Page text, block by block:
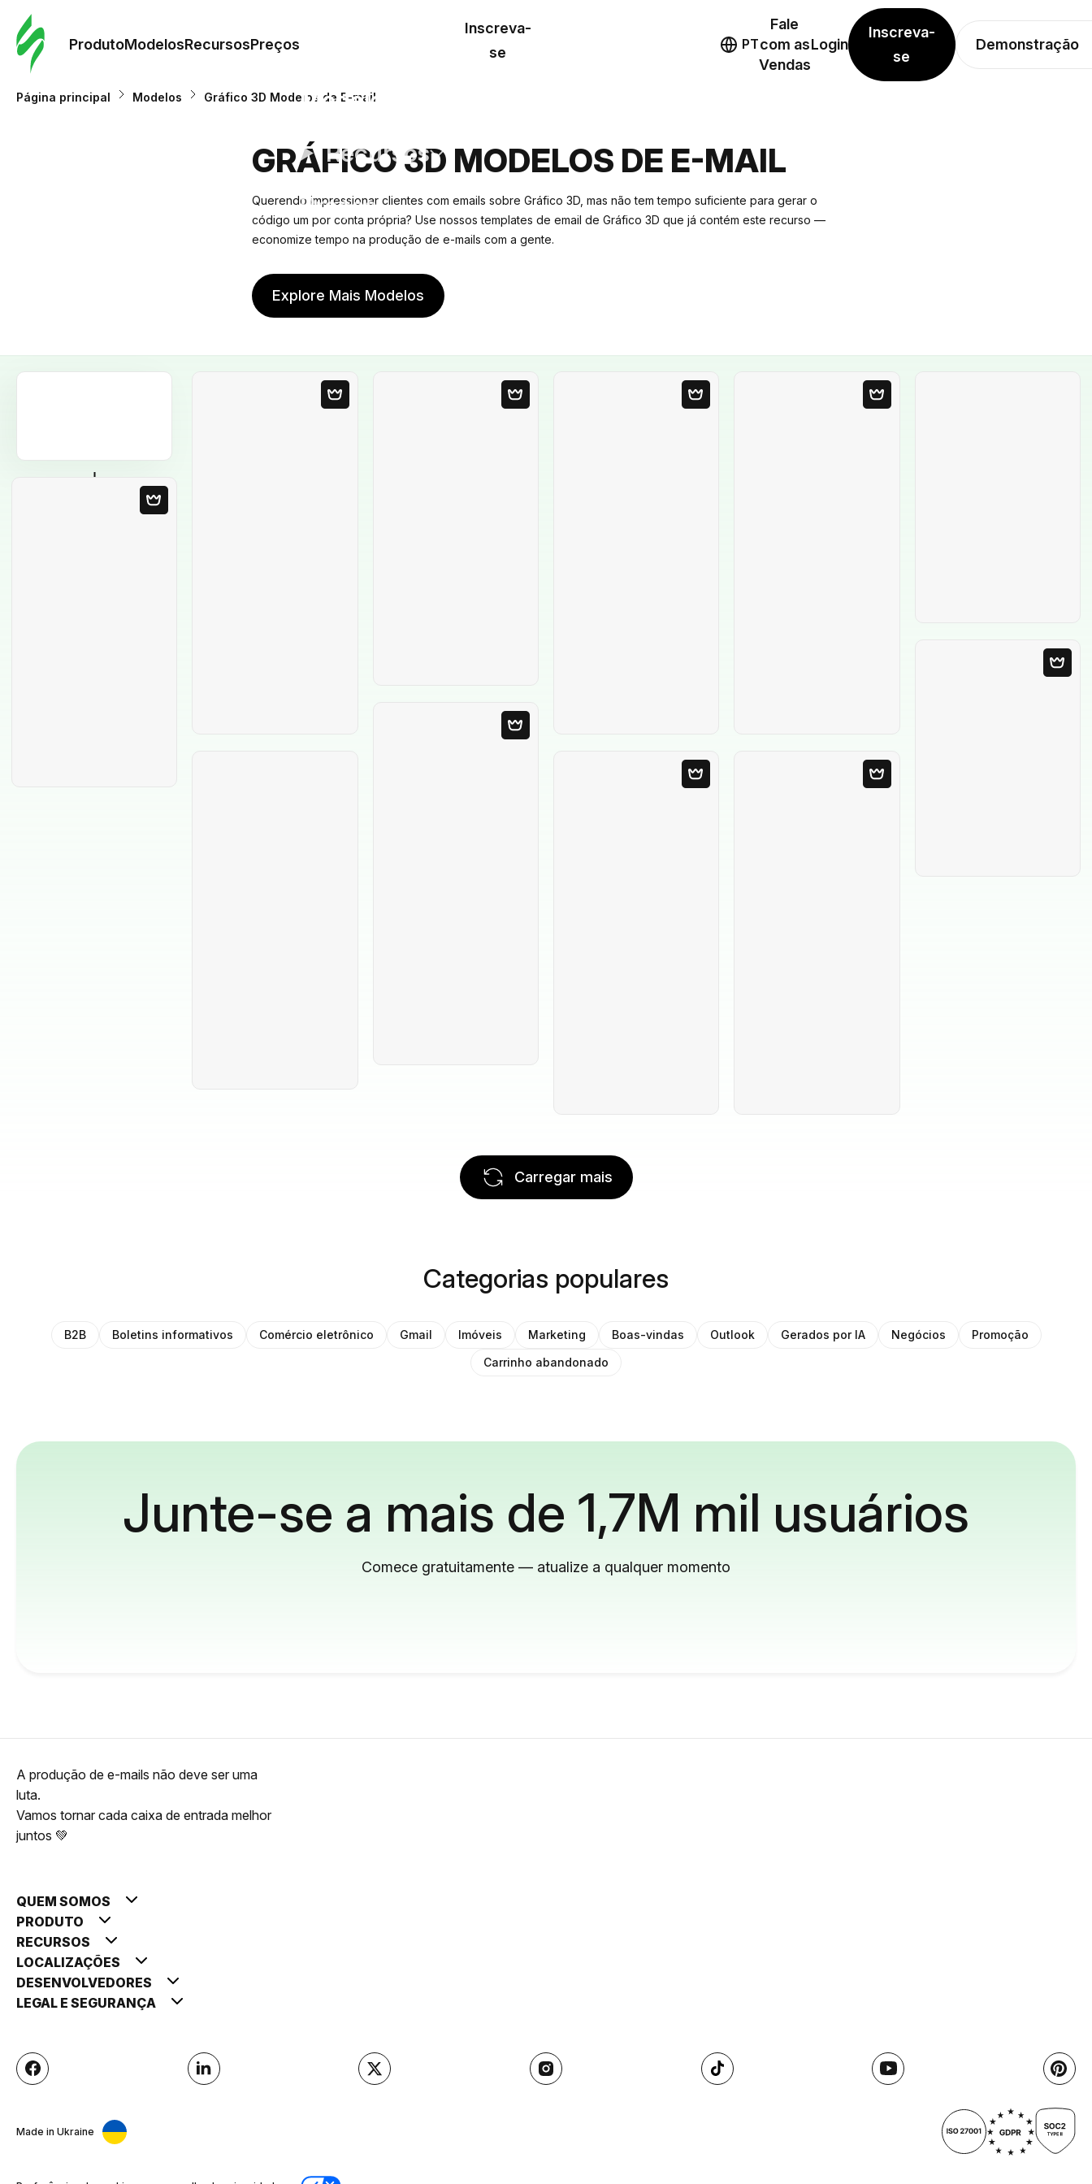
ProdutoModelosRecursosPreços
Modelos
Recursos
Preços
Inscreva-
se
PT
Fale
com as
Vendas
Login
Inscreva-
se
Demonstração
Página principal Modelos Gráfico 3D Modelos de E-mail
GRÁFICO 3D MODELOS DE E-MAIL
Querendo impressionar clientes com emails sobre Gráfico 3D, mas não tem tempo suficiente para gerar o
código um por conta própria? Use nossos templates de email de Gráfico 3D que já contém este recurso —
economize tempo na produção de e-mails com a gente.
Explore Mais Modelos
Carregar mais
Categorias populares
B2B Boletins informativos Comércio eletrônico Gmail Imóveis Marketing Boas-vindas Outlook Gerados por IA Negócios
Promoção
Carrinho abandonado
Junte-se a mais de 1,7M mil usuários
Comece gratuitamente — atualize a qualquer momento
A produção de e-mails não deve ser uma
luta.
Vamos tornar cada caixa de entrada melhor
juntos 💚
QUEM SOMOS
PRODUTO
RECURSOS
LOCALIZAÇÕES
DESENVOLVEDORES
LEGAL E SEGURANÇA
Made in Ukraine